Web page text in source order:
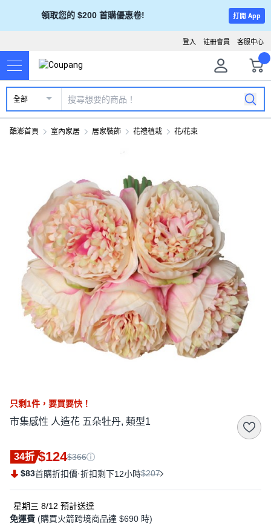
領取您的 $200 首購優惠卷! 打開 App
客服中心
註冊會員
登入
全部
酷澎首頁 室內家居 居家裝飾 花禮植栽 花/花束
只剩1件， 要買要快！
市集感性 人造花 五朵牡丹, 類型1
34折 $124$366
$83首購折扣價·折扣剩下12小時$207
星期三 8/12 預計送達
免運費 (購買火箭跨境商品達 $690 時)